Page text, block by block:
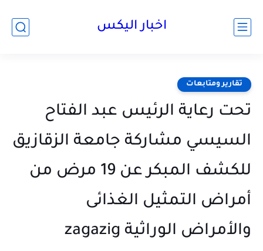
اخبار اليكس
تقارير ومتابعات
تحت رعاية الرئيس عبد الفتاح
السيسي مشاركة جامعة الزقازيق
للكشف المبكر عن 19 مرض من
أمراض التمثيل الغذائى
والأمراض الوراثية zagazig